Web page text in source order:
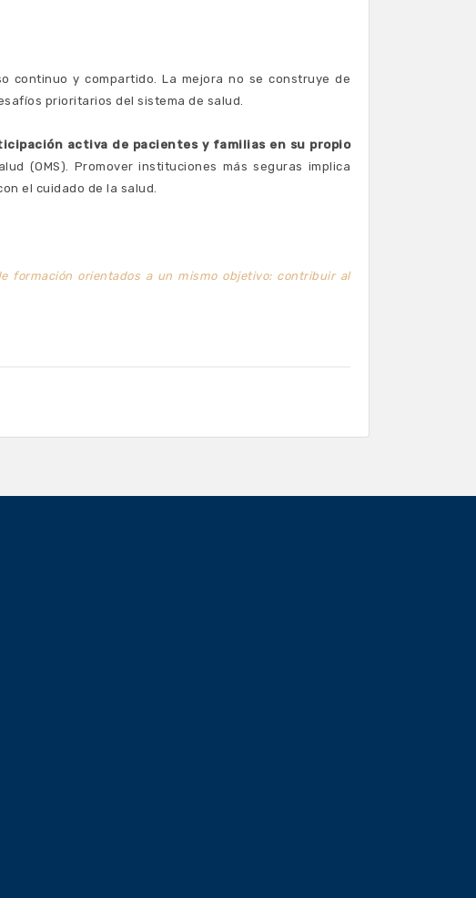
continuo y compartido. La mejora no se construye de
prioritarios del sistema de salud.
activa de pacientes y familias en su propio
(OMS). Promover instituciones más seguras implica
el cuidado de la salud.
formación orientados a un mismo objetivo: contribuir al